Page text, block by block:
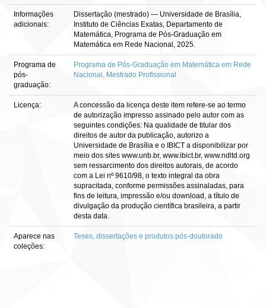
Informações
adicionais:
Dissertação (mestrado) — Universidade de Brasília,
Instituto de Ciências Exatas, Departamento de
Matemática, Programa de Pós-Graduação em
Matemática em Rede Nacional, 2025.
Programa de
pós-
graduação:
Programa de Pós-Graduação em Matemática em Rede
Nacional, Mestrado Profissional
Licença:
A concessão da licença deste item refere-se ao termo
de autorização impresso assinado pelo autor com as
seguintes condições: Na qualidade de titular dos
direitos de autor da publicação, autorizo a
Universidade de Brasília e o IBICT a disponibilizar por
meio dos sites www.unb.br, www.ibict.br, www.ndltd.org
sem ressarcimento dos direitos autorais, de acordo
com a Lei nº 9610/98, o texto integral da obra
supracitada, conforme permissões assinaladas, para
fins de leitura, impressão e/ou download, a título de
divulgação da produção científica brasileira, a partir
desta data.
Aparece nas
coleções:
Teses, dissertações e produtos pós-doutorado